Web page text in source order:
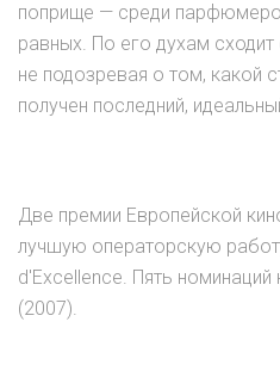
поприще — среди
равных. По его духам
не подозревая о том, какой
получен последний,
Две премии Европейской
лучшую операторскую
d'Excellence. Пять
(2007).